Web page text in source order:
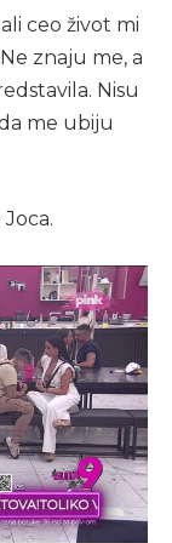
ceo život mi
znaju me, a
Nisu
me ubiju